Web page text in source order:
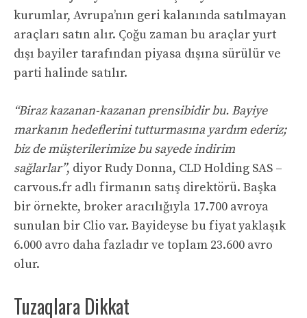
kurumlar, Avrupa’nın geri kalanında satılmayan
araçları satın alır. Çoğu zaman bu araçlar yurt
dışı bayiler tarafından piyasa dışına sürülür ve
parti halinde satılır.
“Biraz kazanan-kazanan prensibidir bu. Bayiye
markanın hedeflerini tutturmasına yardım ederiz;
biz de müşterilerimize bu sayede indirim
sağlarlar”, diyor Rudy Donna, CLD Holding SAS –
carvous.fr adlı firmanın satış direktörü. Başka
bir örnekte, broker aracılığıyla 17.700 avroya
sunulan bir Clio var. Bayideyse bu fiyat yaklaşık
6.000 avro daha fazladır ve toplam 23.600 avro
olur.
Tuzaqlara Dikkat